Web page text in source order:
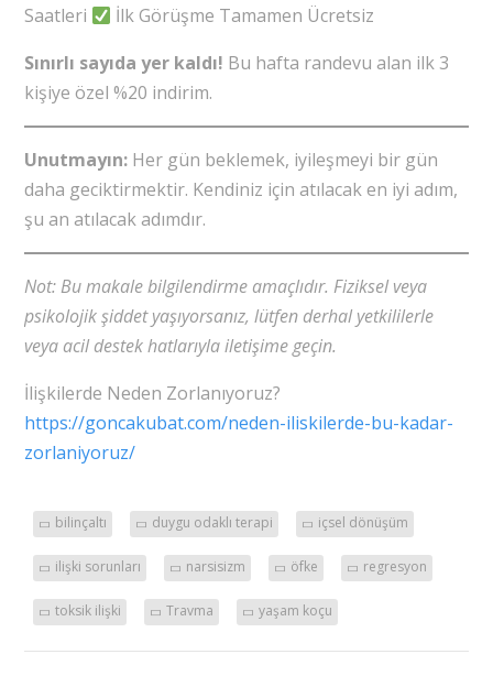
Saatleri
İlk Görüşme Tamamen Ücretsiz
Sınırlı sayıda yer kaldı! Bu hafta randevu alan ilk 3
kişiye özel %20 indirim.
Unutmayın:Her gün beklemek, iyileşmeyi bir gün
daha geciktirmektir. Kendiniz için atılacak en iyi adım,
şu an atılacak adımdır.
Not: Bu makale bilgilendirme amaçlıdır. Fiziksel veya
psikolojik şiddet yaşıyorsanız, lütfen derhal yetkililerle
veya acil destek hatlarıyla iletişime geçin.
İlişkilerde Neden Zorlanıyoruz?
https://goncakubat.com/neden-iliskilerde-bu-kadar-
zorlaniyoruz/
bilinçaltı duygu odaklı terapi içsel dönüşüm
ilişki sorunları narsisizm öfke regresyon
toksik ilişki Travma yaşam koçu